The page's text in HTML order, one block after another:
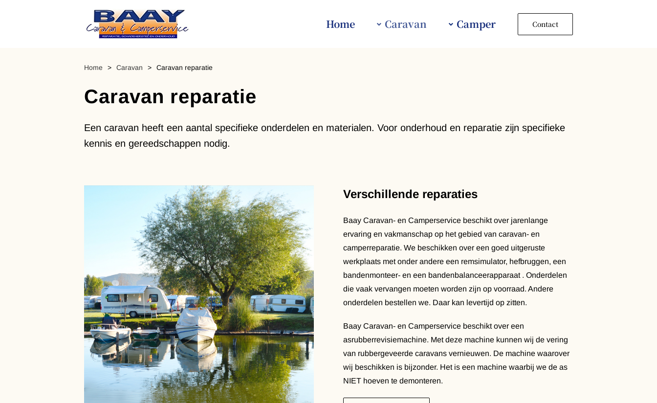
Home Caravan Camper Contact
Home > Caravan > Caravan reparatie
Caravan reparatie
Een caravan heeft een aantal specifieke onderdelen en materialen. Voor onderhoud en reparatie zijn specifieke
kennis en gereedschappen nodig.
Verschillende reparaties
Baay Caravan- en Camperservice beschikt over jarenlange
ervaring en vakmanschap op het gebied van caravan- en
camperreparatie. We beschikken over een goed uitgeruste
werkplaats met onder andere een remsimulator, hefbruggen, een
bandenmonteer- en een bandenbalanceerapparaat . Onderdelen
die vaak vervangen moeten worden zijn op voorraad. Andere
onderdelen bestellen we. Daar kan levertijd op zitten.
Baay Caravan- en Camperservice beschikt over een
asrubberrevisiemachine. Met deze machine kunnen wij de vering
van rubbergeveerde caravans vernieuwen. De machine waarover
wij beschikken is bijzonder. Het is een machine waarbij we de as
NIET hoeven te demonteren.